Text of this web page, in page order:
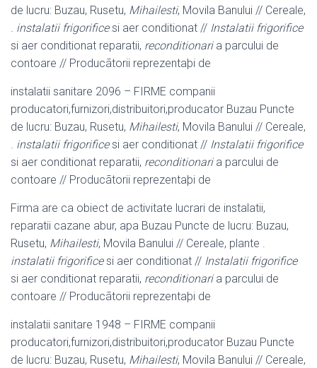
de lucru: Buzau, Rusetu, Mihailesti, Movila Banului // Cereale,
instalatii frigorificesi aer conditionat // Instalatii frigorifice
si aer conditionat reparatii, reconditionaria parcului de
contoare // Producãtorii reprezentaþi de
instalatii sanitare 2096 – FIRME companii
producatori,furnizori,distribuitori,producator Buzau Puncte
de lucru: Buzau, Rusetu, Mihailesti, Movila Banului // Cereale,
instalatii frigorificesi aer conditionat // Instalatii frigorifice
si aer conditionat reparatii, reconditionaria parcului de
contoare // Producãtorii reprezentaþi de
Firma are ca obiect de activitate lucrari de instalatii,
reparatii cazane abur, apa Buzau Puncte de lucru: Buzau,
Rusetu, Mihailesti, Movila Banului // Cereale, plante .
instalatii frigorificesi aer conditionat // Instalatii frigorifice
si aer conditionat reparatii, reconditionaria parcului de
contoare // Producãtorii reprezentaþi de
instalatii sanitare 1948 – FIRME companii
producatori,furnizori,distribuitori,producator Buzau Puncte
de lucru: Buzau, Rusetu, Mihailesti, Movila Banului // Cereale,